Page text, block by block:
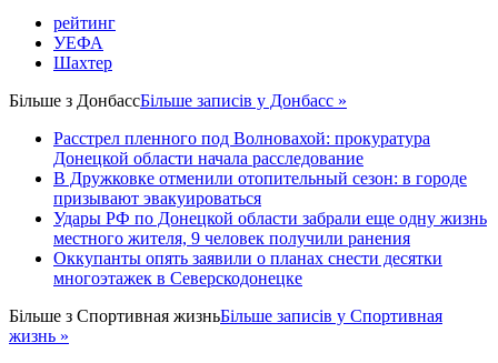
рейтинг
УЕФА
Шахтер
Більше з ДонбассБільше записів у Донбасс »
Расстрел пленного под Волновахой: прокуратура
Донецкой области начала расследование
В Дружковке отменили отопительный сезон: в городе
призывают эвакуироваться
Удары РФ по Донецкой области забрали еще одну жизнь
местного жителя, 9 человек получили ранения
Оккупанты опять заявили о планах снести десятки
многоэтажек в Северскодонецке
Більше з Спортивная жизньБільше записів у Спортивная
жизнь »